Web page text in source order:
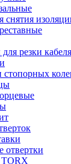
снятия
резки кабеля
отвертки
TORX